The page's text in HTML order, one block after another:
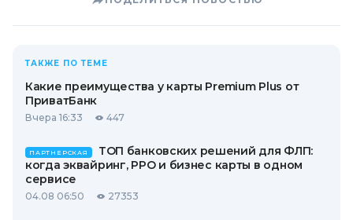
ТАКЖЕ ПО ТЕМЕ
Какие преимущества у карты Premium Plus от
ПриватБанк
Вчера 16:33 447
ПАРТНЕРСКАЯ
ТОП банковских решений для ФЛП:
когда эквайринг, РРО и бизнес карты в одном
сервисе
04.08 06:50 27353